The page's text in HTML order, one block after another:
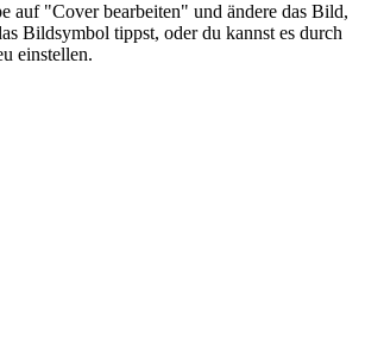
auf "Cover bearbeiten" und ändere das Bild,
Bildsymbol tippst, oder du kannst es durch
einstellen.